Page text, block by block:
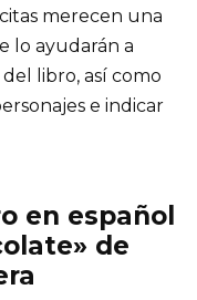
merecen una
lo ayudarán a
libro, así como
e indicar
en español
de